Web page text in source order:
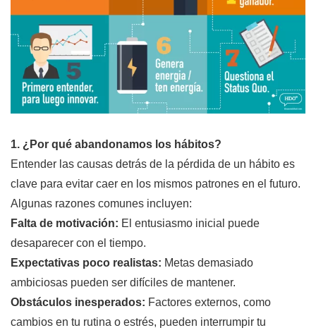
1. ¿Por qué abandonamos los hábitos?
Entender las causas detrás de la pérdida de un hábito es
clave para evitar caer en los mismos patrones en el futuro.
Algunas razones comunes incluyen:
Falta de motivación: El entusiasmo inicial puede
desaparecer con el tiempo.
Expectativas poco realistas: Metas demasiado
ambiciosas pueden ser difíciles de mantener.
Obstáculos inesperados: Factores externos, como
cambios en tu rutina o estrés, pueden interrumpir tu